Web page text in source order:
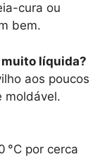
cura ou
bem.
muito líquida?
aos poucos
moldável.
°C por cerca